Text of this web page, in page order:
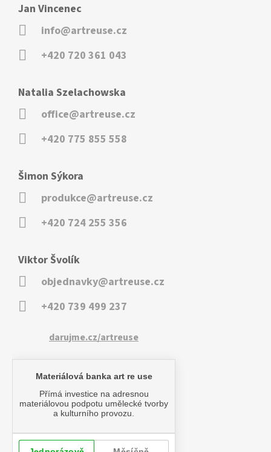
Jan Vincenec
info@artreuse.cz
+420 720 361 043
Natalia Szelachowska
office@artreuse.cz
+420 775 855 558
Šimon Sýkora
produkce@artreuse.cz
+420 724 255 356
Viktor Švolík
objednavky@artreuse.cz
+420 739 499 237
darujme.cz/artreuse